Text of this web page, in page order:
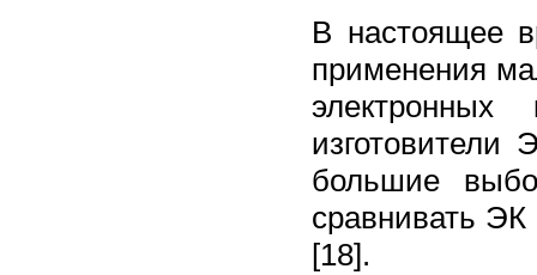
В настоящее
применения
изготовители
большие
сравнивать
[18].